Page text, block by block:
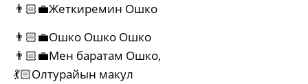
👨🏻‍💼Жеткиремин Ошко
👨🏻‍💼Ошко Ошко Ошко
👨🏻‍💼Мен баратам Ошко,
💃🏻Олтурайын макул